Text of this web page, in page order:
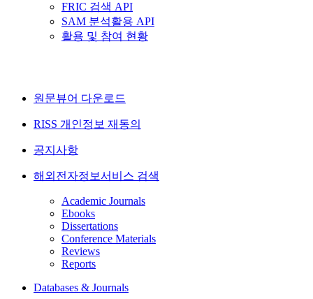
FRIC 검색 API
SAM 분석활용 API
활용 및 참여 현황
원문뷰어 다운로드
RISS 개인정보 재동의
공지사항
해외전자정보서비스 검색
Academic Journals
Ebooks
Dissertations
Conference Materials
Reviews
Reports
Databases & Journals